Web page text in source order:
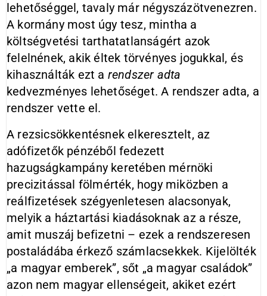
lehetőséggel, tavaly már négyszázötvenezren.
A kormány most úgy tesz, mintha a
költségvetési tarthatatlanságért azok
felelnének, akik éltek törvényes jogukkal, és
kihasználták ezt a rendszer adta
kedvezményes lehetőséget. A rendszer adta, a
rendszer vette el.
A rezsicsökkentésnek elkeresztelt, az
adófizetők pénzéből fedezett
hazugságkampány keretében mérnöki
precizitással fölmérték, hogy miközben a
reálfizetések szégyenletesen alacsonyak,
melyik a háztartási kiadásoknak az a része,
amit muszáj befizetni – ezek a rendszeresen
postaládába érkező számlacsekkek. Kijelölték
„a magyar emberek”, sőt „a magyar családok”
azon nem magyar ellenségeit, akiket ezért